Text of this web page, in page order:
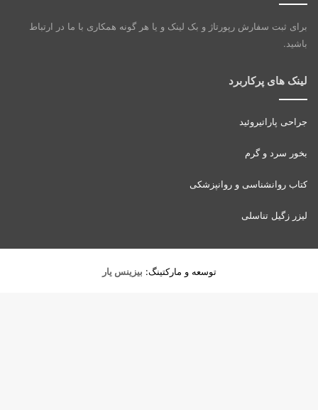
برای ثبت سفارش رپورتاژ و بک لینک و یا هر گونه همکاری با ما در ارتباط
باشید.
لینک های پرکاربرد
جراحی پاراتیروئید
بخور سرد و گرم
کتاب روانشناسی و روانپزشکی
لیزر زگیل تناسلی
توسعه و مارکتینگ: بیزینس یار